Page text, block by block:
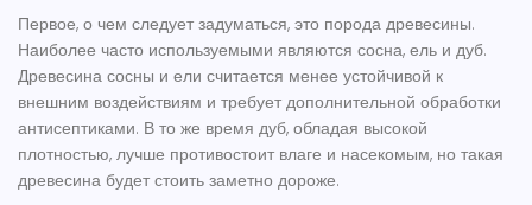
Первое, о чем следует задуматься, это порода древесины.
Наиболее часто используемыми являются сосна, ель и дуб.
Древесина сосны и ели считается менее устойчивой к
внешним воздействиям и требует дополнительной обработки
антисептиками. В то же время дуб, обладая высокой
плотностью, лучше противостоит влаге и насекомым, но такая
древесина будет стоить заметно дороже.